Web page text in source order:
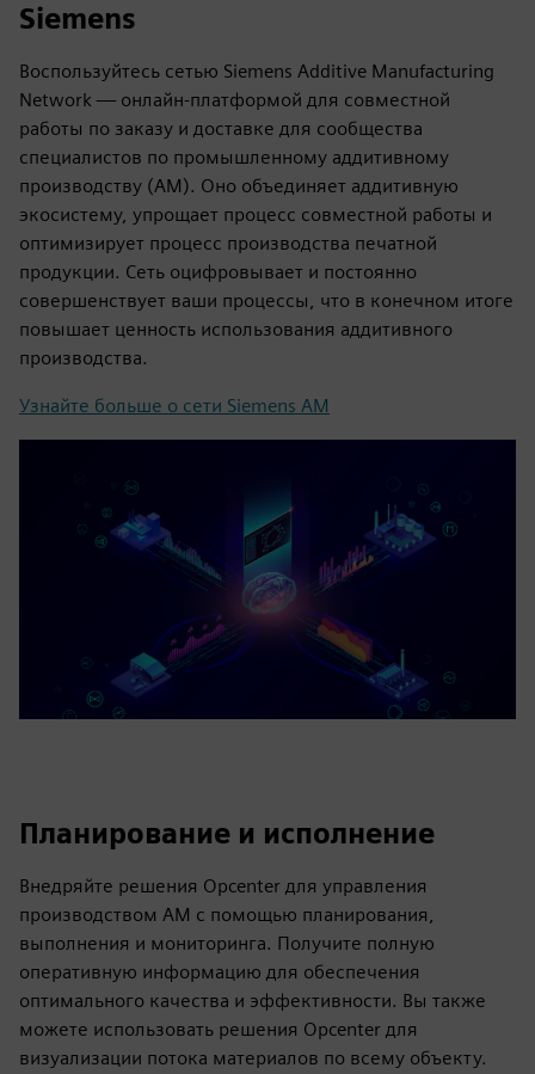
Siemens
Воспользуйтесь сетью Siemens Additive Manufacturing
Network — онлайн-платформой для совместной
работы по заказу и доставке для сообщества
специалистов по промышленному аддитивному
производству (AM). Оно объединяет аддитивную
экосистему, упрощает процесс совместной работы и
оптимизирует процесс производства печатной
продукции. Сеть оцифровывает и постоянно
совершенствует ваши процессы, что в конечном итоге
повышает ценность использования аддитивного
производства.
Узнайте больше о сети Siemens AM
Планирование и исполнение
Внедряйте решения Opcenter для управления
производством AM с помощью планирования,
выполнения и мониторинга. Получите полную
оперативную информацию для обеспечения
оптимального качества и эффективности. Вы также
можете использовать решения Opcenter для
визуализации потока материалов по всему объекту.